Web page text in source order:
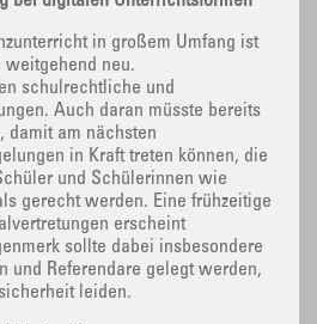
in großem Umfang ist
weitgehend neu.
schulrechtliche und
Auch daran müsste bereits
damit am nächsten
in Kraft treten können, die
und Schülerinnen wie
gerecht werden. Eine frühzeitige
erscheint
sollte dabei insbesondere
und Referendare gelegt werden,
leiden.